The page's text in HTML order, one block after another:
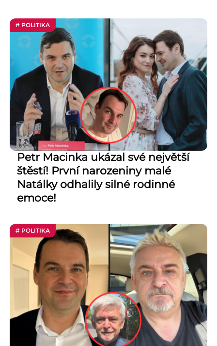
# POLITIKA
Petr Macinka ukázal své největší
štěstí! První narozeniny malé
Natálky odhalily silné rodinné
emoce!
# POLITIKA